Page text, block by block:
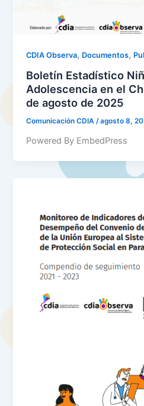
CDIA Observa, Documentos,
Boletín Estadístico
Adolescencia en el
de agosto de 2025
Comunicación CDIA/agosto 8,
Powered By EmbedPress